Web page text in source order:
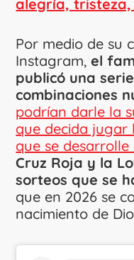
alegría,
Por medio de su
Instagram,el
publicó una
combinaciones
podrían darle la
que decida
que se desarrolle
Cruz Roja y la
sorteos que se
que en 2026 se
nacimiento de